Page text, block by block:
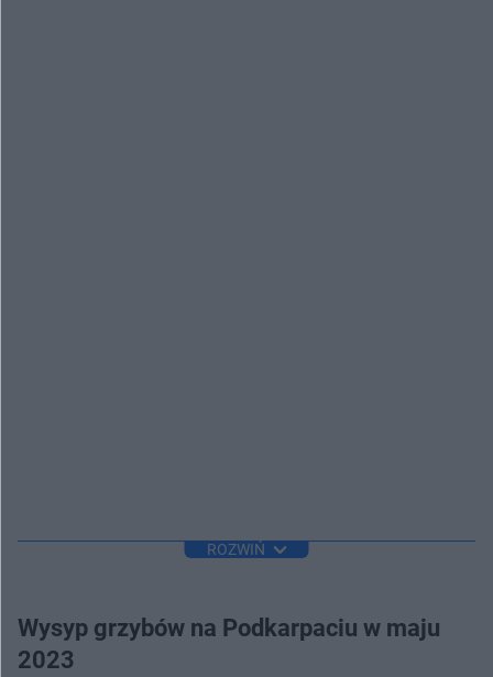
ROZWIŃ
Wysyp grzybów na Podkarpaciu w maju
2023